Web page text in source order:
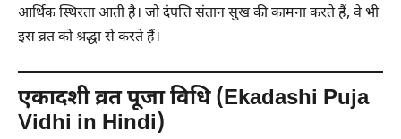
आर्थिक स्थिरता आती है। जो दंपत्ति संतान सुख की कामना करते हैं, वे भी
इस व्रत को श्रद्धा से करते हैं।
एकादशी व्रत पूजा विधि (Ekadashi Puja
Vidhi in Hindi)